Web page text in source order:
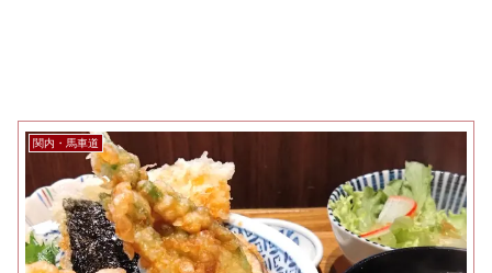
関内・馬車道